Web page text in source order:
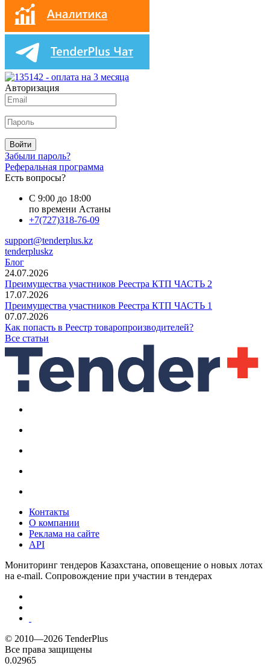
Авторизация
Войти
Забыли пароль?
Реферальная программа
Есть вопросы?
С 9:00 до 18:00
по времени Астаны
+7(727)318-76-09
support@tenderplus.kz
tenderpluskz
Блог
24.07.2026
Преимущества участников Реестра КТП ЧАСТЬ 2
17.07.2026
Преимущества участников Реестра КТП ЧАСТЬ 1
07.07.2026
Как попасть в Реестр товаропроизводителей?
Все статьи
Контакты
О компании
Реклама на сайте
API
Мониторинг тендеров Казахстана, оповещение о новых лотах
на e-mail. Сопровождение при участии в тендерах
© 2010—2026 TenderPlus
Все права защищены
0.02965